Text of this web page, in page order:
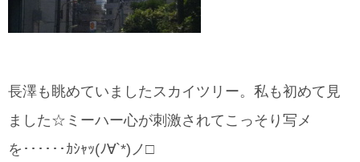
長澤も眺めていましたスカイツリー。私も初めて見
ました☆ミーハー心が刺激されてこっそり写メ
を･･････ｶｼｬｯ(ﾉ∀`*)ノ□